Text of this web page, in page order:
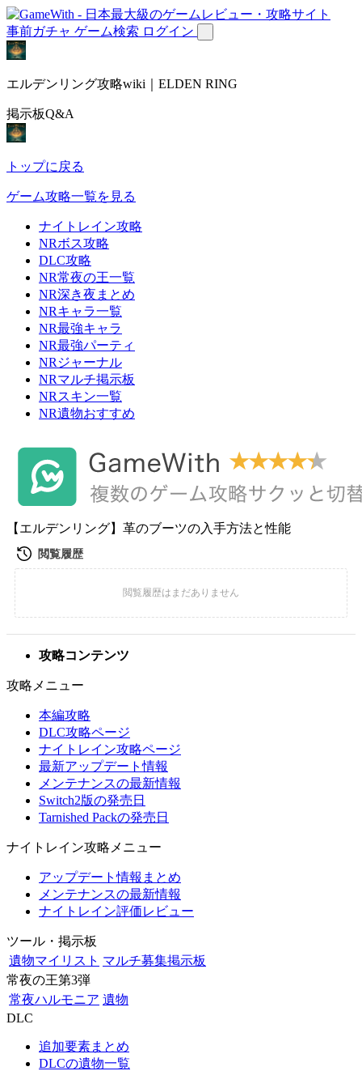
事前ガチャ ゲーム検索 ログイン
エルデンリング攻略wiki｜ELDEN RING
掲示板Q&A
トップに戻る
ゲーム攻略一覧を見る
ナイトレイン攻略
NRボス攻略
DLC攻略
NR常夜の王一覧
NR深き夜まとめ
NRキャラ一覧
NR最強キャラ
NR最強パーティ
NRジャーナル
NRマルチ掲示板
NRスキン一覧
NR遺物おすすめ
【エルデンリング】革のブーツの入手方法と性能
攻略コンテンツ
攻略メニュー
本編攻略
DLC攻略ページ
ナイトレイン攻略ページ
最新アップデート情報
メンテナンスの最新情報
Switch2版の発売日
Tarnished Packの発売日
ナイトレイン攻略メニュー
アップデート情報まとめ
メンテナンスの最新情報
ナイトレイン評価レビュー
ツール・掲示板
遺物マイリスト マルチ募集掲示板
常夜の王第3弾
常夜ハルモニア 遺物
DLC
追加要素まとめ
DLCの遺物一覧